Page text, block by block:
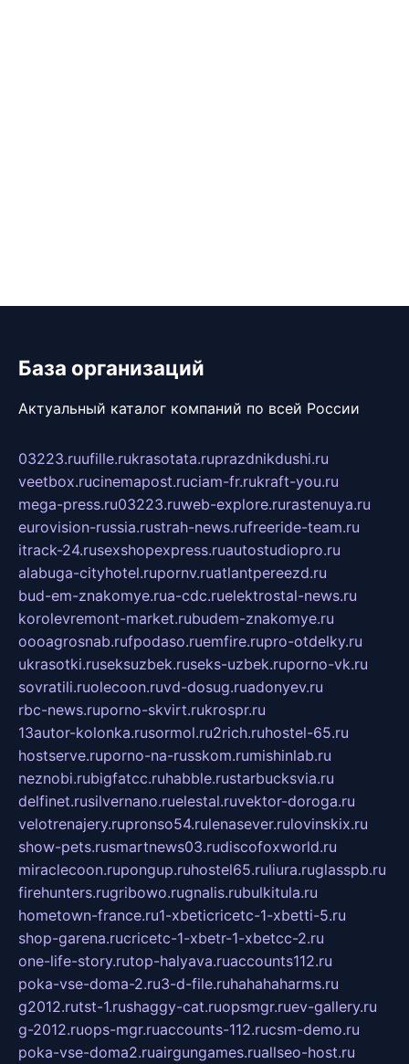
База организаций
Актуальный каталог компаний по всей России
03223.ruufille.rukrasotata.ruprazdnikdushi.ru
veetbox.rucinemapost.ruciam-fr.rukraft-you.ru
mega-press.ru03223.ruweb-explore.rurastenuya.ru
eurovision-russia.rustrah-news.rufreeride-team.ru
itrack-24.rusexshopexpress.ruautostudiopro.ru
alabuga-cityhotel.rupornv.ruatlantpereezd.ru
bud-em-znakomye.rua-cdc.ruelektrostal-news.ru
korolevremont-market.rubudem-znakomye.ru
oooagrosnab.rufpodaso.ruemfire.rupro-otdelky.ru
ukrasotki.ruseksuzbek.ruseks-uzbek.ruporno-vk.ru
sovratili.ruolecoon.ruvd-dosug.ruadonyev.ru
rbc-news.ruporno-skvirt.rukrospr.ru
13autor-kolonka.rusormol.ru2rich.ruhostel-65.ru
hostserve.ruporno-na-russkom.rumishinlab.ru
neznobi.rubigfatcc.ruhabble.rustarbucksvia.ru
delfinet.rusilvernano.ruelestal.ruvektor-doroga.ru
velotrenajery.rupronso54.rulenasever.rulovinskix.ru
show-pets.rusmartnews03.rudiscofoxworld.ru
miraclecoon.rupongup.ruhostel65.ruliura.ruglasspb.ru
firehunters.rugribowo.rugnalis.rubulkitula.ru
hometown-france.ru1-xbeticricetc-1-xbetti-5.ru
shop-garena.rucricetc-1-xbetr-1-xbetcc-2.ru
one-life-story.rutop-halyava.ruaccounts112.ru
poka-vse-doma-2.ru3-d-file.ruhahahaharms.ru
g2012.rutst-1.rushaggy-cat.ruopsmgr.ruev-gallery.ru
g-2012.ruops-mgr.ruaccounts-112.rucsm-demo.ru
poka-vse-doma2.ruairgungames.ruallseo-host.ru